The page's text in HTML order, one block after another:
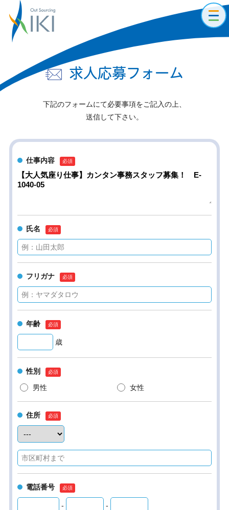
求人応募フォーム
下記のフォームにて必要事項をご記入の上、
送信して下さい。
仕事内容
氏名
フリガナ
年齢
歳
性別
男性
女性
住所
電話番号
- -